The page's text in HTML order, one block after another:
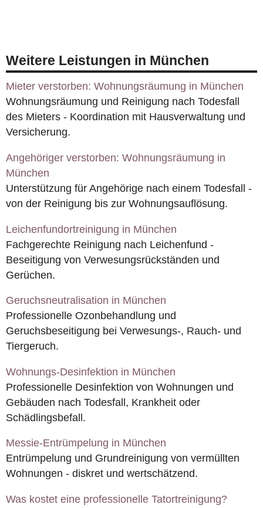
Weitere Leistungen in München
Mieter verstorben: Wohnungsräumung in München
Wohnungsräumung und Reinigung nach Todesfall
des Mieters - Koordination mit Hausverwaltung und
Versicherung.
Angehöriger verstorben: Wohnungsräumung in
München
Unterstützung für Angehörige nach einem Todesfall -
von der Reinigung bis zur Wohnungsauflösung.
Leichenfundortreinigung in München
Fachgerechte Reinigung nach Leichenfund -
Beseitigung von Verwesungsrückständen und
Gerüchen.
Geruchsneutralisation in München
Professionelle Ozonbehandlung und
Geruchsbeseitigung bei Verwesungs-, Rauch- und
Tiergeruch.
Wohnungs-Desinfektion in München
Professionelle Desinfektion von Wohnungen und
Gebäuden nach Todesfall, Krankheit oder
Schädlingsbefall.
Messie-Entrümpelung in München
Entrümpelung und Grundreinigung von vermüllten
Wohnungen - diskret und wertschätzend.
Was kostet eine professionelle Tatortreinigung?